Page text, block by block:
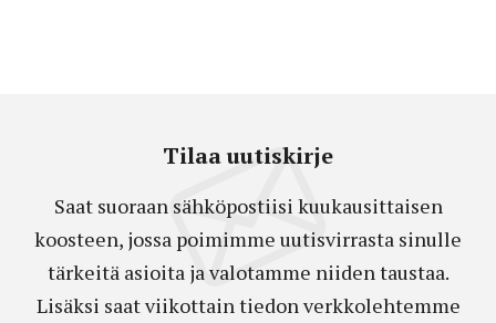
Tilaa uutiskirje
Saat suoraan sähköpostiisi kuukausittaisen
koosteen, jossa poimimme uutisvirrasta sinulle
tärkeitä asioita ja valotamme niiden taustaa.
Lisäksi saat viikottain tiedon verkkolehtemme